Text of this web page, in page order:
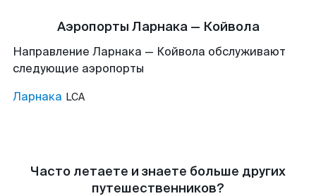
Аэропорты Ларнака — Койвола
Направление Ларнака — Койвола обслуживают
следующие аэропорты
Ларнака LCA
Часто летаете и знаете больше других
путешественников?